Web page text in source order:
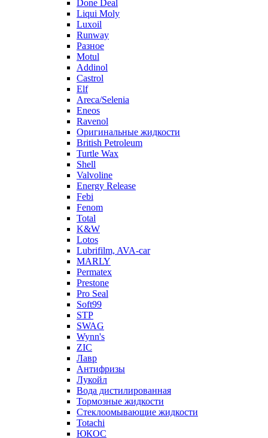
Done Deal
Liqui Moly
Luxoil
Runway
Разное
Motul
Addinol
Castrol
Elf
Areca/Selenia
Eneos
Ravenol
Оригинальные жидкости
British Petroleum
Turtle Wax
Shell
Valvoline
Energy Release
Febi
Fenom
Total
K&W
Lotos
Lubrifilm, AVA-car
MARLY
Permatex
Prestone
Pro Seal
Soft99
STP
SWAG
Wynn's
ZIC
Лавр
Антифризы
Лукойл
Вода дистилированная
Тормозные жидкости
Стеклоомывающие жидкости
Totachi
ЮКОС